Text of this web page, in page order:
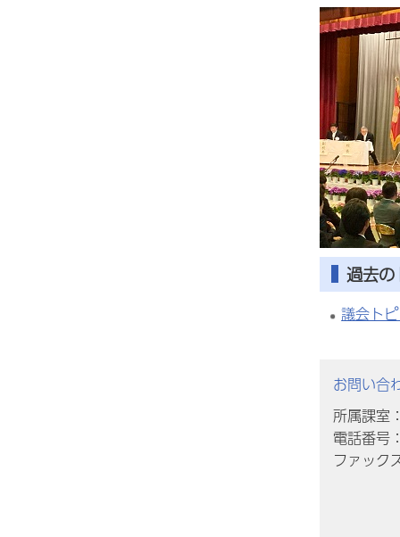
過去
議会ト
お問い合
所属課室
電話番
ファッ